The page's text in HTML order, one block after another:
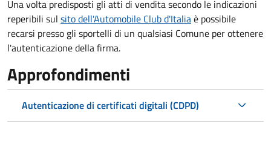
Una volta predisposti gli atti di vendita secondo le indicazioni
reperibili sul sito dell'Automobile Club d'Italiaè possibile
recarsi presso gli sportelli di un qualsiasi Comune per ottenere
l'autenticazione della firma.
Approfondimenti
Autenticazione di certificati digitali (CDPD)